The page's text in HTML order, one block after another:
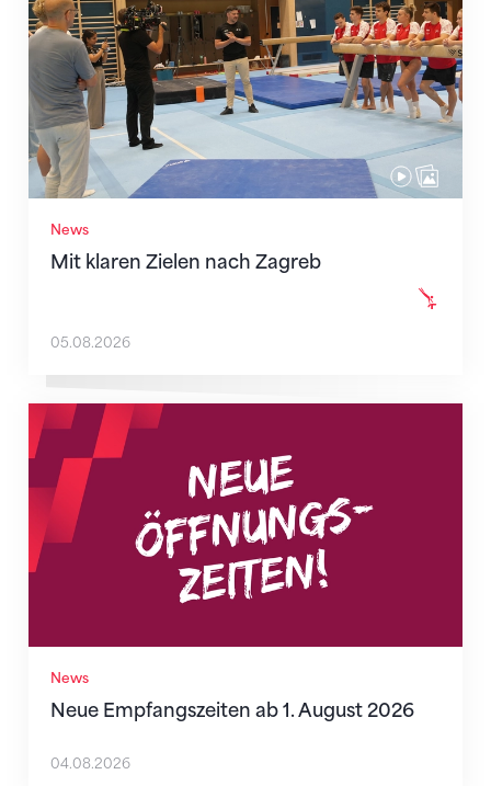
News
Mit klaren Zielen nach Zagreb
05.08.2026
News
Neue Empfangszeiten ab 1. August 2026
Neue Empfangszeiten ab 1. August 2026
04.08.2026